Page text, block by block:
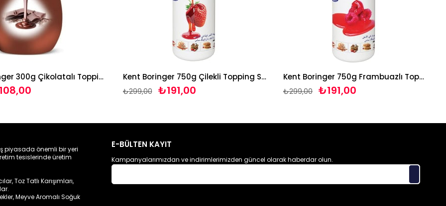
Kent Boringer 300g Çikolatalı Topping Sos Kent Boringer 750g Çilekli Topping Sos
₺191,00
₺299,00
Kent Boringer 750g Frambuazlı Topping Sos
₺191,00
₺299,00
piyasada önemli bir yeri
tesislerinde üretim
Toz Tatlı Karışımları,
Meyve Aromalı Soğuk
E-BÜLTEN KAYIT
Kampanyalarımızdan ve indirimlerimizden güncel olarak haberdar olun.